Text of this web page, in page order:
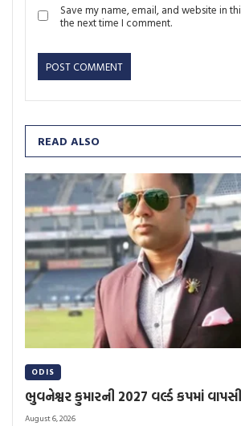
Save my name, email, and website in
the next time I comment.
READ ALSO
ODIS
ભુવનેશ્વર કુમારની 2027 વર્લ્ડ કપમાં
August 6, 2026